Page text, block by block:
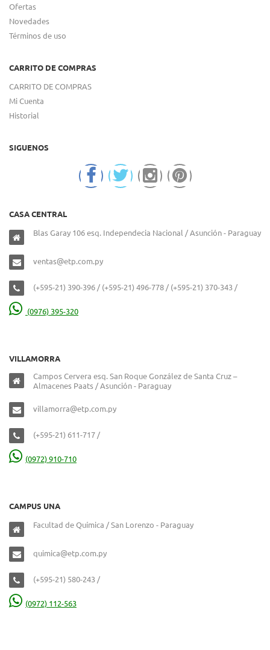
Ofertas
Novedades
Términos de uso
CARRITO DE COMPRAS
CARRITO DE COMPRAS
Mi Cuenta
Historial
SIGUENOS
CASA CENTRAL
Blas Garay 106 esq. Independecia Nacional / Asunción - Paraguay
ventas@etp.com.py
(+595-21) 390-396 / (+595-21) 496-778 / (+595-21) 370-343 /
(0976) 395-320
VILLAMORRA
Campos Cervera esq. San Roque González de Santa Cruz –
Almacenes Paats / Asunción - Paraguay
villamorra@etp.com.py
(+595-21) 611-717 /
(0972) 910-710
CAMPUS UNA
Facultad de Química / San Lorenzo - Paraguay
quimica@etp.com.py
(+595-21) 580-243 /
(0972) 112-563